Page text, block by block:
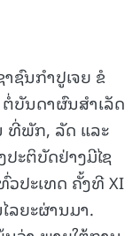
ຊົນກໍາປູເຈຍ ຂໍ
ຕໍ່ບັນດາຜົນສຳເລັດ
ທີ່ພັກ, ລັດ ແລະ
ະຕິບັດຢ່າງມີໄຊ
ປະເທດ ຄັ້ງທີ XI
ລຍະຜ່ານມາ.